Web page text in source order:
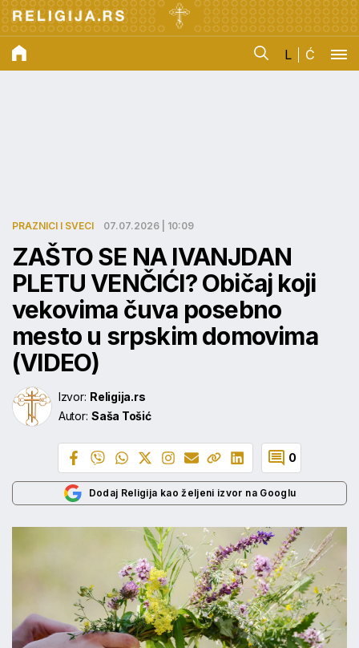
L Ć
PRAZNICI I SVECI 07.07.2026 | 10:09
ZAŠTO SE NA IVANJDAN
PLETU VENČIĆI? Običaj koji
vekovima čuva posebno
mesto u srpskim domovima
(VIDEO)
Izvor: Religija.rs
Autor: Saša Tošić
0
Dodaj Religija kao željeni izvor na Googlu